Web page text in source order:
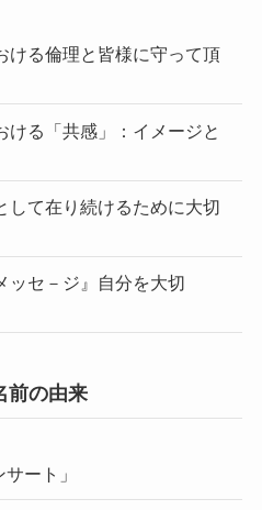
ける倫理と皆様に守って頂
ける「共感」：イメージと
して在り続けるために大切
ッセ－ジ』自分を大切
前の由来
ート」